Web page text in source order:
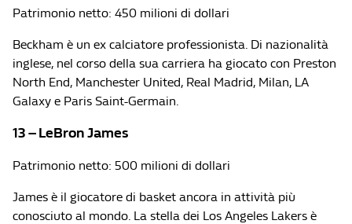
Patrimonio netto: 450 milioni di dollari
Beckham è un ex calciatore professionista. Di nazionalità
inglese, nel corso della sua carriera ha giocato con Preston
North End, Manchester United, Real Madrid, Milan, LA
Galaxy e Paris Saint-Germain.
13 – LeBron James
Patrimonio netto: 500 milioni di dollari
James è il giocatore di basket ancora in attività più
conosciuto al mondo. La stella dei Los Angeles Lakers è